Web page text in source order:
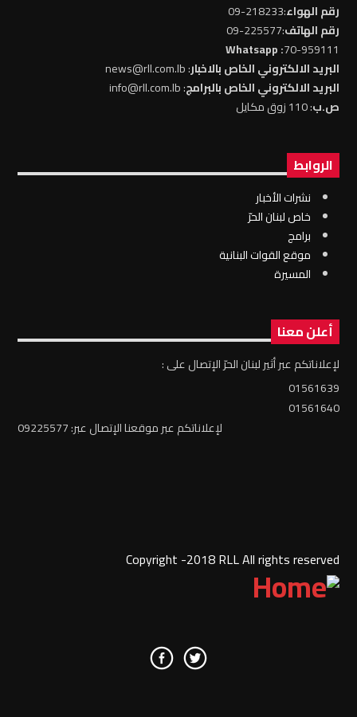
رقم الهواء:218233-09
رقم الهاتف:225577-09
70-959111
: Whatsapp
البريد الالكتروني الخاص بالاخبار: news@rll.com.lb
البريد الالكتروني الخاص بالبرامج: info@rll.com.lb
ص.ب: 110 زوق مكايل
الروابط
نشرات الأخبار
خاص لبنان الحرّ
برامج
موقع القوات البنانية
المسيرة
أعلن معنا
لإعلاناتكم عبر أثير لبنان الحرّ الإتصال على :
01561639
01561640
لإعلاناتكم عبر موقعنا الإتصال عبر: 09225577
Copyright -2018 RLL All rights reserved